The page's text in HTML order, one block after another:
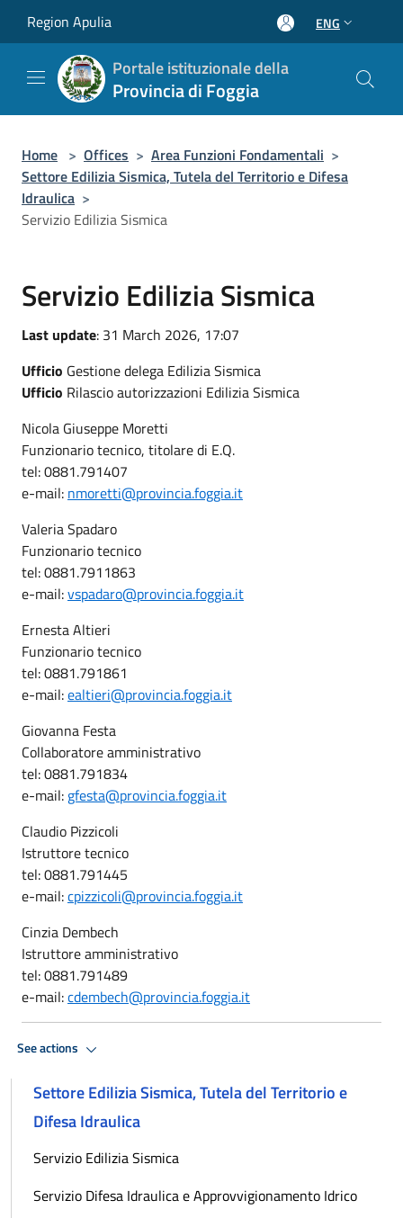
Region Apulia ENG
Portale istituzionale della
Provincia di Foggia
Home > Offices > Area Funzioni Fondamentali >
Settore Edilizia Sismica, Tutela del Territorio e Difesa
Idraulica >
Servizio Edilizia Sismica
Servizio Edilizia Sismica
Last update: 31 March 2026, 17:07
Ufficio Gestione delega Edilizia Sismica
Ufficio Rilascio autorizzazioni Edilizia Sismica
Nicola Giuseppe Moretti
Funzionario tecnico, titolare di E.Q.
tel: 0881.791407
e-mail: nmoretti@provincia.foggia.it
Valeria Spadaro
Funzionario tecnico
tel: 0881.7911863
e-mail:vspadaro@provincia.foggia.it
Ernesta Altieri
Funzionario tecnico
tel: 0881.791861
e-mail:ealtieri@provincia.foggia.it
Giovanna Festa
Collaboratore amministrativo
tel: 0881.791834
e-mail: gfesta@provincia.foggia.it
Claudio Pizzicoli
Istruttore tecnico
tel: 0881.791445
e-mail:cpizzicoli@provincia.foggia.it
Cinzia Dembech
Istruttore amministrativo
tel: 0881.791489
e-mail:cdembech@provincia.foggia.it
See actions
Settore Edilizia Sismica, Tutela del Territorio e
Difesa Idraulica
Servizio Edilizia Sismica
Servizio Difesa Idraulica e Approvvigionamento Idrico